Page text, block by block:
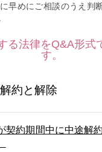
早めにご相談のうえ判
る法律をQ&A形式
す。
約と解除
契約期間中に中途解